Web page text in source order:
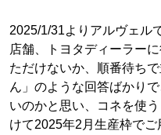
2025/1/31よりアルヴェル
店舗、トヨタディーラー
ただけないか、順番待ち
ん」のような回答ばかり
いのかと思い、コネを使
けて2025年2月生産枠で